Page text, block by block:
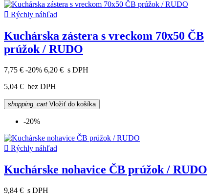
 Rýchly náhľad
Kuchárska zástera s vreckom 70x50 ČB
prúžok / RUDO
7,75 € -20% 6,20 € s DPH
5,04 € bez DPH
shopping_cart Vložiť do košíka
-20%
 Rýchly náhľad
Kuchárske nohavice ČB prúžok / RUDO
9,84 € s DPH